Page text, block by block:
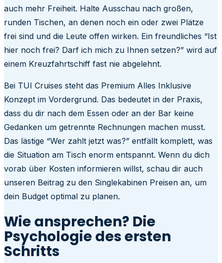
auch mehr Freiheit. Halte Ausschau nach großen,
runden Tischen, an denen noch ein oder zwei Plätze
frei sind und die Leute offen wirken. Ein freundliches “Ist
hier noch frei? Darf ich mich zu Ihnen setzen?” wird auf
einem Kreuzfahrtschiff fast nie abgelehnt.
Bei TUI Cruises steht das Premium Alles Inklusive
Konzept im Vordergrund. Das bedeutet in der Praxis,
dass du dir nach dem Essen oder an der Bar keine
Gedanken um getrennte Rechnungen machen musst.
Das lästige “Wer zahlt jetzt was?” entfällt komplett, was
die Situation am Tisch enorm entspannt. Wenn du dich
vorab über Kosten informieren willst, schau dir auch
unseren Beitrag zu den Singlekabinen Preisen an, um
dein Budget optimal zu planen.
Wie ansprechen? Die
Psychologie des ersten
Schritts